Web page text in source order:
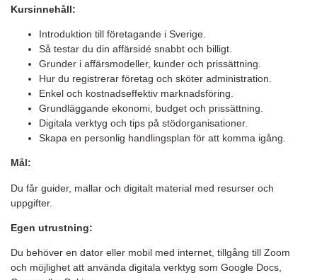
Kursinnehåll:
Introduktion till företagande i Sverige.
Så testar du din affärsidé snabbt och billigt.
Grunder i affärsmodeller, kunder och prissättning.
Hur du registrerar företag och sköter administration.
Enkel och kostnadseffektiv marknadsföring.
Grundläggande ekonomi, budget och prissättning.
Digitala verktyg och tips på stödorganisationer.
Skapa en personlig handlingsplan för att komma igång.
Mål:
Du får guider, mallar och digitalt material med resurser och
uppgifter.
Egen utrustning:
Du behöver en dator eller mobil med internet, tillgång till Zoom
och möjlighet att använda digitala verktyg som Google Docs,